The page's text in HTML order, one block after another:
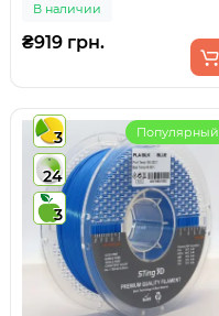
В наличии
₴919 грн.
3
24
3
Популярный